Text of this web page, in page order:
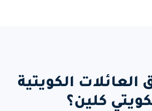
العائلات الكويتية
كلين؟